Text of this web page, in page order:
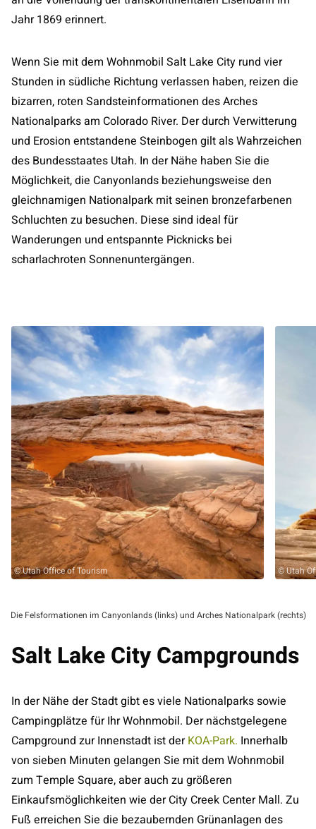
Jahr 1869 erinnert.
Wenn Sie mit dem Wohnmobil Salt Lake City rund vier
Stunden in südliche Richtung verlassen haben, reizen die
bizarren, roten Sandsteinformationen des Arches
Nationalparks am Colorado River. Der durch Verwitterung
und Erosion entstandene Steinbogen gilt als Wahrzeichen
des Bundesstaates Utah. In der Nähe haben Sie die
Möglichkeit, die Canyonlands beziehungsweise den
gleichnamigen Nationalpark mit seinen bronzefarbenen
Schluchten zu besuchen. Diese sind ideal für
Wanderungen und entspannte Picknicks bei
scharlachroten Sonnenuntergängen.
© Utah Office of Tourism © Utah
Die Felsformationen im Canyonlands (links) und Arches Nationalpark (rechts)
Salt Lake City Campgrounds
In der Nähe der Stadt gibt es viele Nationalparks sowie
Campingplätze für Ihr Wohnmobil. Der nächstgelegene
Campground zur Innenstadt ist derKOA-Park. Innerhalb
von sieben Minuten gelangen Sie mit dem Wohnmobil
zum Temple Square, aber auch zu größeren
Einkaufsmöglichkeiten wie der City Creek Center Mall. Zu
Fuß erreichen Sie die bezaubernden Grünanlagen des